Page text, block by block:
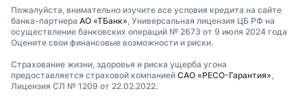
Пожалуйста, внимательно изучите все условия кредита на сайте
банка-партнера АО «ТБанк», Универсальная лицензия ЦБ РФ на
осуществление банковских операций № 2673 от 9 июля 2024 года
Оцените свои финансовые возможности и риски.
Страхование жизни, здоровья и риска ущерба угона
предоставляется страховой компанией САО «РЕСО-Гарантия»,
Лицензия СЛ № 1209 от 22.02.2022.